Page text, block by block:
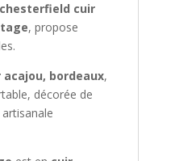
cuir
, propose
acajou, bordeaux,
décorée de